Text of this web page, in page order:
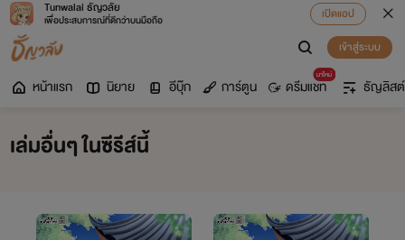
Tunwalai ธัญวลัย
เพื่อประสบการณ์ที่ดีกว่าบนมือถือ
เปิดแอป
เข้าสู่ระบบ
หน้าแรก นิยาย อีบุ๊ก การ์ตูน
มาใหม่
ดรีมแชท ธัญลิสต์
เล่มอื่นๆ ในซีรีส์นี้